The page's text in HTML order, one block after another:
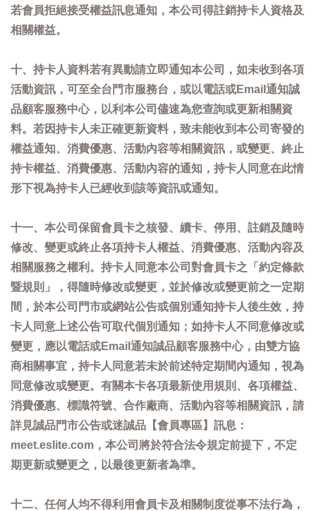
若會員拒絕接受權益訊息通知，本公司得註銷持卡人資格及
相關權益。
十、持卡人資料若有異動請立即通知本公司，如未收到各項
活動資訊，可至全台門市服務台，或以電話或Email通知誠
品顧客服務中心，以利本公司儘速為您查詢或更新相關資
料。若因持卡人未正確更新資料，致未能收到本公司寄發的
權益通知、消費優惠、活動內容等相關資訊，或變更、終止
持卡權益、消費優惠、活動內容的通知，持卡人同意在此情
形下視為持卡人已經收到該等資訊或通知。
十一、本公司保留會員卡之核發、續卡、停用、註銷及隨時
修改、變更或終止各項持卡人權益、消費優惠、活動內容及
相關服務之權利。持卡人同意本公司對會員卡之「約定條款
暨規則」，得隨時修改或變更，並於修改或變更前之一定期
間，於本公司門市或網站公告或個別通知持卡人後生效，持
卡人同意上述公告可取代個別通知；如持卡人不同意修改或
變更，應以電話或Email通知誠品顧客服務中心，由雙方協
商相關事宜，持卡人同意若未於前述特定期間內通知，視為
同意修改或變更。有關本卡各項最新使用規則、各項權益、
消費優惠、標識符號、合作廠商、活動內容等相關資訊，請
詳見誠品門市公告或迷誠品【會員專區】訊息：
meet.eslite.com，本公司將於符合法令規定前提下，不定
期更新或變更之，以最後更新者為準。
十二、任何人均不得利用會員卡及相關制度從事不法行為，